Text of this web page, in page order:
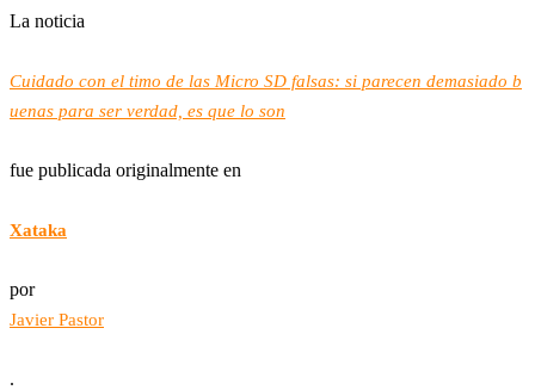
La noticia
Cuidado con el timo de las Micro SD falsas: si parecen demasiado b
uenas para ser verdad, es que lo son
fue publicada originalmente en
Xataka
por
Javier Pastor
.